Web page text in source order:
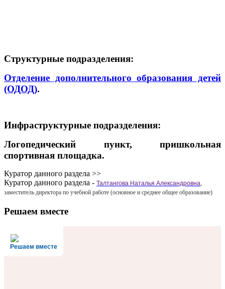
Структурные подразделения:
Отделение дополнительного образования детей
(ОДОД).
Инфраструктурные подразделения:
Логопедический пункт, пришкольная
спортивная площадка.
Куратор данного раздела >>
Куратор данного раздела - Талтангова Наталья Александровна,
заместитель директора по учебной работе (основное и среднее общее образование)
Решаем вместе
Решаем вместе